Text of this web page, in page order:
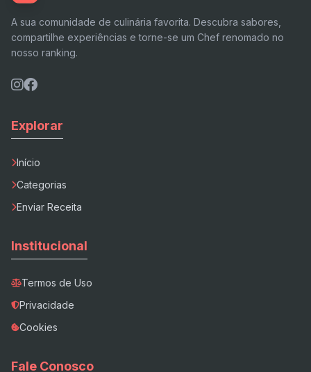
A sua comunidade de culinária favorita. Descubra sabores,
compartilhe experiências e torne-se um Chef renomado no
nosso ranking.
Explorar
Início
Categorias
Enviar Receita
Institucional
Termos de Uso
Privacidade
Cookies
Fale Conosco